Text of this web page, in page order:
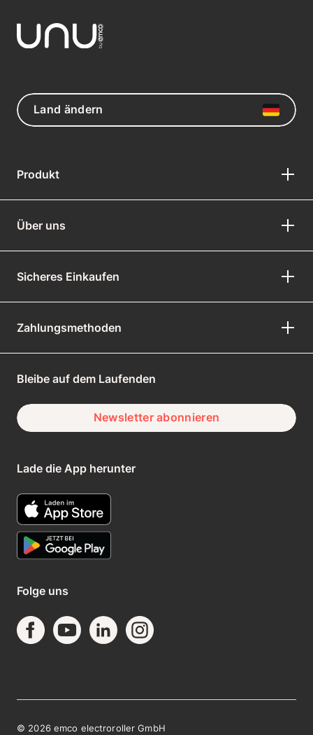
Land ändern
Produkt
Über uns
Zahlungsmethoden
Sicheres Einkaufen
Bleibe auf dem Laufenden
Newsletter abonnieren
Lade die App herunter
Folge uns
© 2026 emco electroroller GmbH